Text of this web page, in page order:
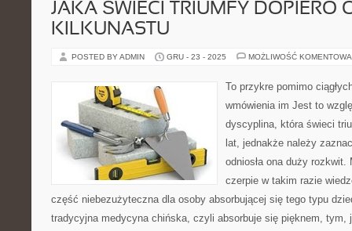
JAKA ŚWIECI TRIUMFY DOPIERO
KILKUNASTU
POSTED BY ADMIN GRU - 23 - 2025 MOŻLIWOŚĆ
To przykre pomimo
wmówienia im Jest to
dyscyplina, która świeci
lat, jednakże należy
odniosła ona duży
czerpie w takim razie
część niebezużyteczna dla osoby absorbującej się tego typu
tradycyjna medycyna chińska, czyli absorbuje się pięknem,